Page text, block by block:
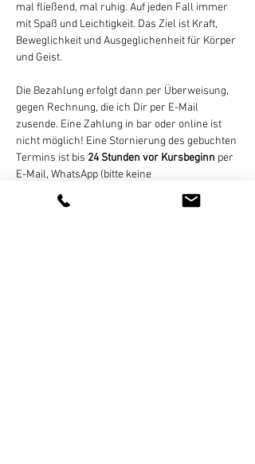
mal fließend, mal ruhig. Auf jeden Fall immer
mit Spaß und Leichtigkeit. Das Ziel ist Kraft,
Beweglichkeit und Ausgeglichenheit für Körper
und Geist.
Die Bezahlung erfolgt dann per Überweisung,
gegen Rechnung, die ich Dir per E-Mail
zusende. Eine Zahlung in bar oder online ist
nicht möglich! Eine Stornierung des gebuchten
Termins ist bis 24 Stunden vor Kursbeginn per
E-Mail, WhatsApp (bitte keine
Sprachnachrichten), SMS, oder Telefon
kostenlos möglich. Bei zu später Absage oder